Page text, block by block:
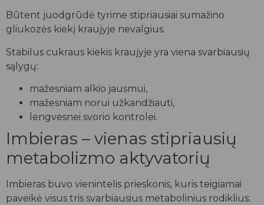
Būtent juodgrūdė tyrime stipriausiai sumažino
gliukozės kiekį kraujyje nevalgius.
Stabilus cukraus kiekis kraujyje yra viena svarbiausių
sąlygų:
mažesniam alkio jausmui,
mažesniam norui užkandžiauti,
lengvesnei svorio kontrolei.
Imbieras – vienas stipriausių
metabolizmo aktyvatorių
Imbieras buvo vienintelis prieskonis, kuris teigiamai
paveikė visus tris svarbiausius metabolinius rodiklius: